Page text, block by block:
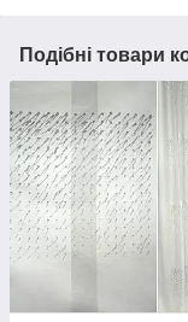
Подібні товари